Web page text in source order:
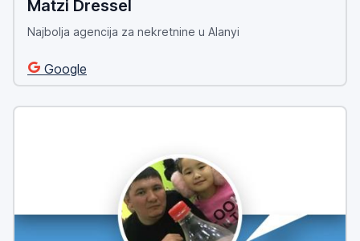
Matzi Dressel
Najbolja agencija za nekretnine u Alanyi
Google